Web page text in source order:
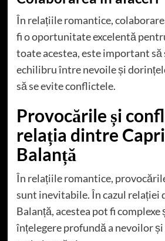
În relațiile romantice,
fi o oportunitate excelentă
toate acestea, este important să
echilibru între nevoile și
să se evite conflictele.
Provocările și
relația dintre
Balanță
În relațiile romantice,
sunt inevitabile. În cazul relației
Balanță, acestea pot fi complexe
înțelegere profundă a nevoilor